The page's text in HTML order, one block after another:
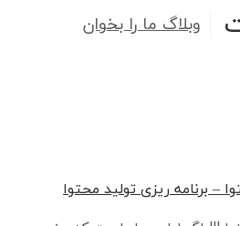
وبلاگ ما را بخوان
– برنامه ریزی تولید محتوا